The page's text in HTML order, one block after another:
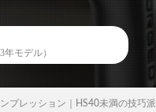
モデル）
プレッション｜HS40未満の技巧